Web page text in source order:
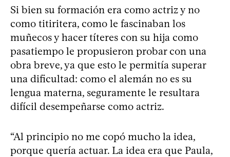
Si bien su formación era como actriz y no
como titiritera, como le fascinaban los
muñecos y hacer títeres con su hija como
pasatiempo le propusieron probar con una
obra breve, ya que esto le permitía superar
una dificultad: como el alemán no es su
lengua materna, seguramente le resultara
difícil desempeñarse como actriz.
“Al principio no me copó mucho la idea,
porque quería actuar. La idea era que Paula,